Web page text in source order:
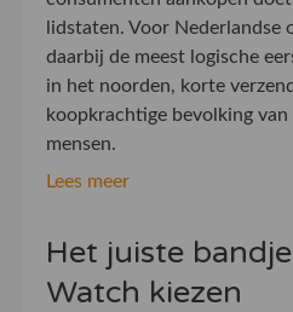
lidstaten. Voor Nederlandse
daarbij de meest logische
in het noorden, korte
koopkrachtige bevolking
mensen.
Lees meer
Het juiste
Watch kiezen